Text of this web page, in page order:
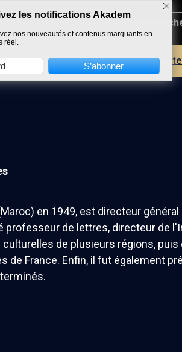
Découvrez les avantages d'un compte
en 1949, est directeur
professeur de lettres, directeur de
de plusieurs régions, puis
de France. Enfin, il fut également
les notifications Akadem
nos nouveautés et contenus marquants en
réel.
S’abonner